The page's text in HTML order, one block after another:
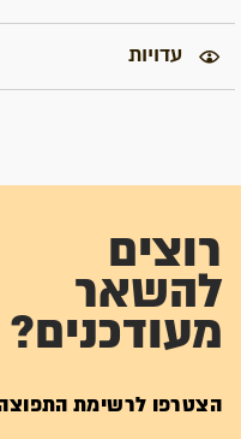
עדויות
רוצים
להשאר
מעודכנים?
הצטרפו לרשימת